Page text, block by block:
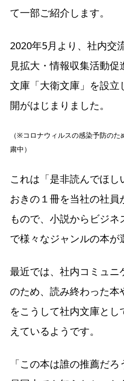
て一部ご紹介します。
2020年5月より、社内交
見拡大・情報収集活動
文庫「大衛文庫」を設立
開がはじまりました。
（※コロナウィルスの感染予防の
粛中）
これは「是非読んでほし
おきの１冊を当社の社員
もので、小説からビジネ
で様々なジャンルの本が
最近では、社内コミュニ
のため、読み終わった本
をこうして社内文庫と
えているようです。
「この本は誰の推薦だ